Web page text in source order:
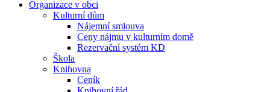
Organizace v obci
Kulturní dům
Nájemní smlouva
Ceny nájmu v kulturním domě
Rezervační systém KD
Škola
Knihovna
Ceník